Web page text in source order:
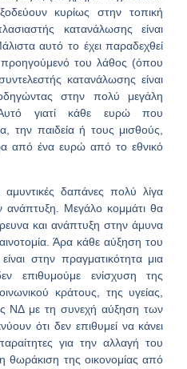
κυρίως στην τοπική
κατανάλωσης είναι
αυτό το έχει παραδεχθεί
προηγούμενό του λάθος (όπου
κατανάλωσης είναι
στην πολύ μεγάλη
γιατί κάθε ευρώ που
την παιδεία ή τους μισθούς,
από ένα ευρώ από το εθνικό
αμυντικές δαπάνες πολύ λίγα
ανάπτυξη. Μεγάλο κομμάτι θα
και ανάπτυξη στην άμυνα
Άρα κάθε αύξηση του
στην πραγματικότητα μια
επιθυμούμε ενίσχυση της
κράτους, της υγείας,
ΝΔ με τη συνεχή αύξηση των
ότι δεν επιθυμεί να κάνει
για την αλλαγή του
θωράκιση της οικονομίας από